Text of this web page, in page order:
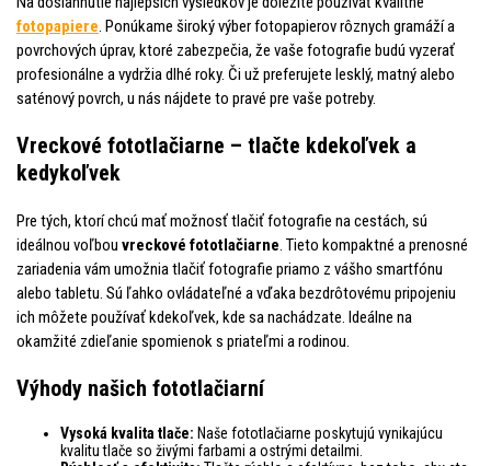
fotopapiere. Ponúkame široký výber fotopapierov rôznych gramáží a
povrchových úprav, ktoré zabezpečia, že vaše fotografie budú vyzerať
profesionálne a vydržia dlhé roky. Či už preferujete lesklý, matný alebo
saténový povrch, u nás nájdete to pravé pre vaše potreby.
Vreckové fototlačiarne – tlačte kdekoľvek a
kedykoľvek
Pre tých, ktorí chcú mať možnosť tlačiť fotografie na cestách, sú
ideálnou voľbou vreckové fototlačiarne. Tieto kompaktné a prenosné
zariadenia vám umožnia tlačiť fotografie priamo z vášho smartfónu
alebo tabletu. Sú ľahko ovládateľné a vďaka bezdrôtovému pripojeniu
ich môžete používať kdekoľvek, kde sa nachádzate. Ideálne na
okamžité zdieľanie spomienok s priateľmi a rodinou.
Výhody našich fototlačiarní
Vysoká kvalita tlače: Naše fototlačiarne poskytujú vynikajúcu
kvalitu tlače so živými farbami a ostrými detailmi.